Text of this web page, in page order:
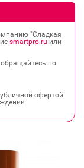
"Сладкая
smartpro.ru или
по
офертой.